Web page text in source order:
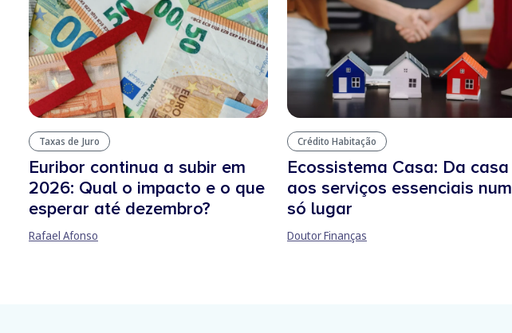
Taxas de Juro
Euribor continua a subir em
2026: Qual o impacto e o que
esperar até dezembro?
Rafael Afonso
Crédito Habitação
Ecossistema Casa: Da casa
aos serviços essenciais num
só lugar
Doutor Finanças